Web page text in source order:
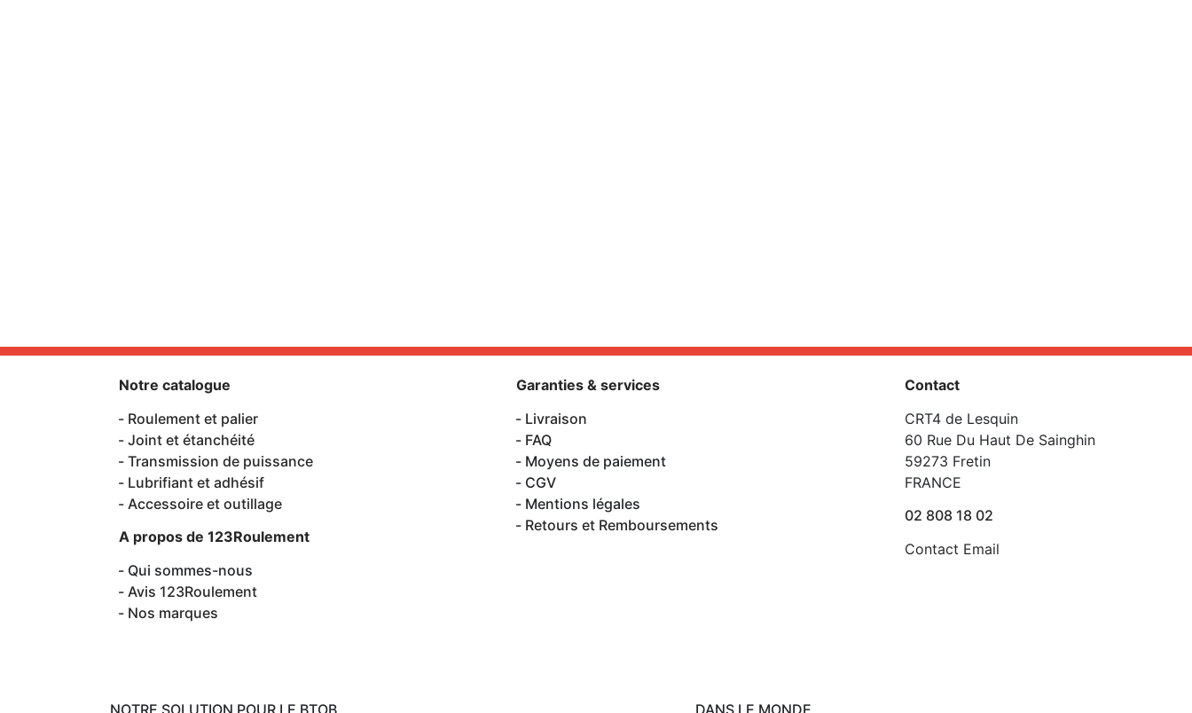
NOTRE SOLUTION POUR LE BTOB
Notre catalogue
Roulement et palier
Joint et étanchéité
Transmission de puissance
Lubrifiant et adhésif
Accessoire et outillage
A propos de 123Roulement
Qui sommes-nous
Avis 123Roulement
Nos marques
Garanties & services
Livraison
FAQ
Moyens de paiement
CGV
Mentions légales
Retours et Remboursements
Contact
CRT4 de Lesquin
60 Rue Du Haut De Sainghin
59273 Fretin
FRANCE
02 808 18 02
Contact Email
DANS LE MONDE